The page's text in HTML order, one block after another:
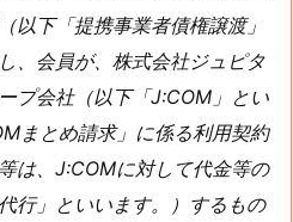
以下「提携事業者債権譲渡」
、会員が、株式会社ジュピタ
プ会社（以下「J:COM」とい
まとめ請求」に係る利用契約
は、J:COMに対して代金等の
行」といいます。）するもの